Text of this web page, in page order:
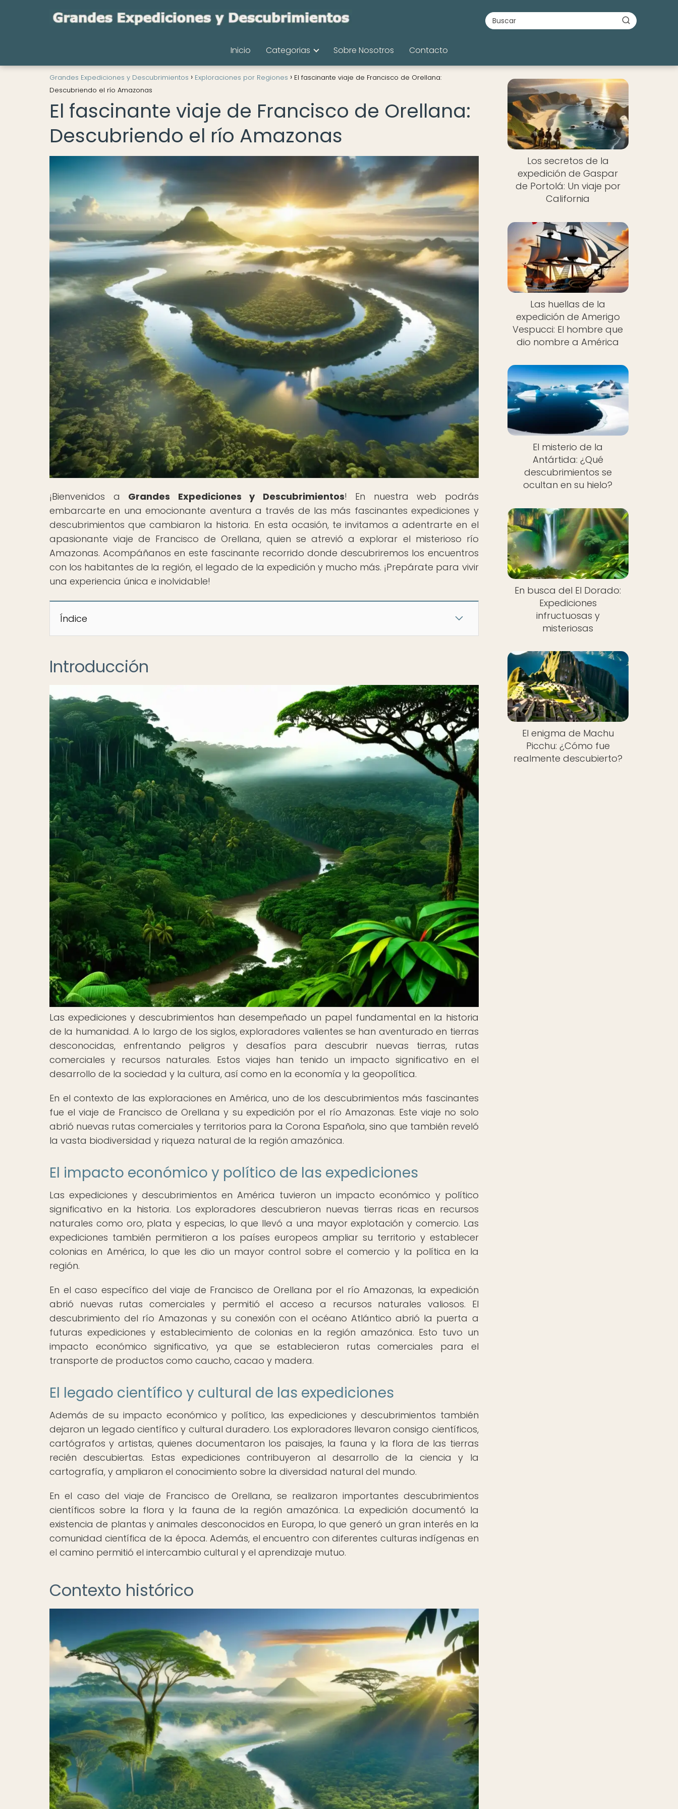
Inicio Categorias Sobre Nosotros Contacto
Grandes Expediciones y Descubrimientos Exploraciones por Regiones
El fascinante viaje de Francisco de Orellana:
Descubriendo el río Amazonas
El fascinante viaje de Francisco de Orellana:
Descubriendo el río Amazonas
¡Bienvenidos a Grandes Expediciones y Descubrimientos! En nuestra web podrás
embarcarte en una emocionante aventura a través de las más fascinantes expediciones y
descubrimientos que cambiaron la historia. En esta ocasión, te invitamos a adentrarte en el
apasionante viaje de Francisco de Orellana, quien se atrevió a explorar el misterioso río
Amazonas. Acompáñanos en este fascinante recorrido donde descubriremos los encuentros
con los habitantes de la región, el legado de la expedición y mucho más. ¡Prepárate para vivir
una experiencia única e inolvidable!
Índice
Introducción
Las expediciones y descubrimientos han desempeñado un papel fundamental en la historia
de la humanidad. A lo largo de los siglos, exploradores valientes se han aventurado en tierras
desconocidas, enfrentando peligros y desafíos para descubrir nuevas tierras, rutas
comerciales y recursos naturales. Estos viajes han tenido un impacto significativo en el
desarrollo de la sociedad y la cultura, así como en la economía y la geopolítica.
En el contexto de las exploraciones en América, uno de los descubrimientos más fascinantes
fue el viaje de Francisco de Orellana y su expedición por el río Amazonas. Este viaje no solo
abrió nuevas rutas comerciales y territorios para la Corona Española, sino que también reveló
la vasta biodiversidad y riqueza natural de la región amazónica.
El impacto económico y político de las expediciones
Las expediciones y descubrimientos en América tuvieron un impacto económico y político
significativo en la historia. Los exploradores descubrieron nuevas tierras ricas en recursos
naturales como oro, plata y especias, lo que llevó a una mayor explotación y comercio. Las
expediciones también permitieron a los países europeos ampliar su territorio y establecer
colonias en América, lo que les dio un mayor control sobre el comercio y la política en la
región.
En el caso específico del viaje de Francisco de Orellana por el río Amazonas, la expedición
abrió nuevas rutas comerciales y permitió el acceso a recursos naturales valiosos. El
descubrimiento del río Amazonas y su conexión con el océano Atlántico abrió la puerta a
futuras expediciones y establecimiento de colonias en la región amazónica. Esto tuvo un
impacto económico significativo, ya que se establecieron rutas comerciales para el
transporte de productos como caucho, cacao y madera.
El legado científico y cultural de las expediciones
Además de su impacto económico y político, las expediciones y descubrimientos también
dejaron un legado científico y cultural duradero. Los exploradores llevaron consigo científicos,
cartógrafos y artistas, quienes documentaron los paisajes, la fauna y la flora de las tierras
recién descubiertas. Estas expediciones contribuyeron al desarrollo de la ciencia y la
cartografía, y ampliaron el conocimiento sobre la diversidad natural del mundo.
En el caso del viaje de Francisco de Orellana, se realizaron importantes descubrimientos
científicos sobre la flora y la fauna de la región amazónica. La expedición documentó la
existencia de plantas y animales desconocidos en Europa, lo que generó un gran interés en la
comunidad científica de la época. Además, el encuentro con diferentes culturas indígenas en
el camino permitió el intercambio cultural y el aprendizaje mutuo.
Contexto histórico
Los secretos de la
expedición de Gaspar
de Portolá: Un viaje por
California
Las huellas de la
expedición de Amerigo
Vespucci: El hombre que
dio nombre a América
El misterio de la
Antártida: ¿Qué
descubrimientos se
ocultan en su hielo?
En busca del El Dorado:
Expediciones
infructuosas y
misteriosas
El enigma de Machu
Picchu: ¿Cómo fue
realmente descubierto?